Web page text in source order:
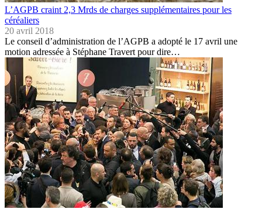
L’AGPB craint 2,3 Mrds de charges supplémentaires pour les
céréaliers
20 avril 2018
Le conseil d’administration de l’AGPB a adopté le 17 avril une
motion adressée à Stéphane Travert pour dire…